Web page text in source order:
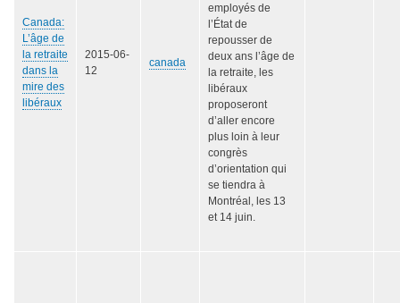
Canada:
L’âge de
la retraite
dans la
mire des
libéraux
2015-06-
12
canada
employés de
l’État de
repousser de
deux ans l’âge de
la retraite, les
libéraux
proposeront
d’aller encore
plus loin à leur
congrès
d’orientation qui
se tiendra à
Montréal, les 13
et 14 juin.